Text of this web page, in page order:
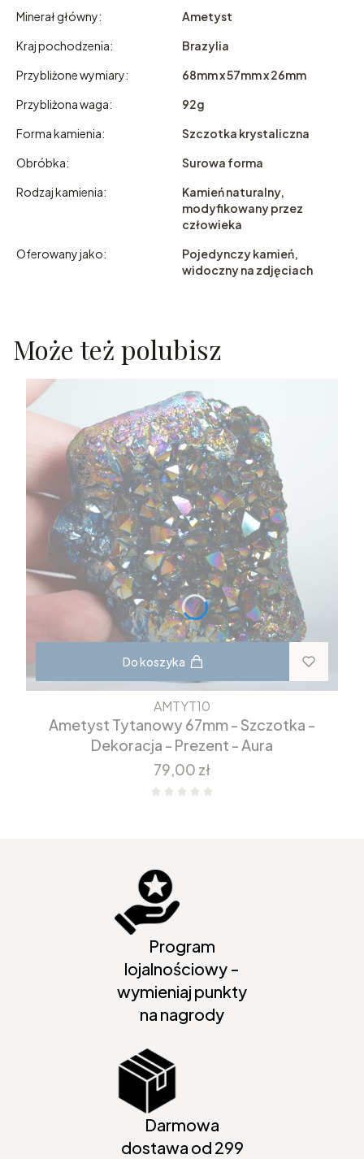
Minerał główny:
Ametyst
Kraj pochodzenia:
Brazylia
Przybliżone wymiary:
68mm x 57mm x 26mm
Przybliżona waga:
92g
Forma kamienia:
Szczotka krystaliczna
Obróbka:
Surowa forma
Rodzaj kamienia:
Kamień naturalny,
modyfikowany przez
człowieka
Oferowany jako:
Pojedynczy kamień,
widoczny na zdjęciach
Może też polubisz
Do koszyka
AMTYT10
Ametyst Tytanowy 67mm - Szczotka -
Dekoracja - Prezent - Aura
Cena
79,00 zł
Program
lojalnościowy -
wymieniaj punkty
na nagrody
Darmowa
dostawa od 299